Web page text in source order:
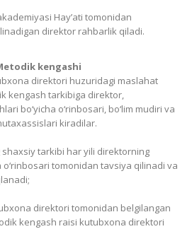
Hay’ati tomonidan
direktor rahbarlik qiladi.
kengashi
direktori huzuridagi maslahat
kengash tarkibiga direktor,
bo‘yicha o‘rinbosari, bo‘lim mudiri va
kiradilar.
tarkibi har yili direktorning
o‘rinbosari tomonidan tavsiya qilinadi va
direktori tomonidan belgilangan
kengash raisi kutubxona direktori